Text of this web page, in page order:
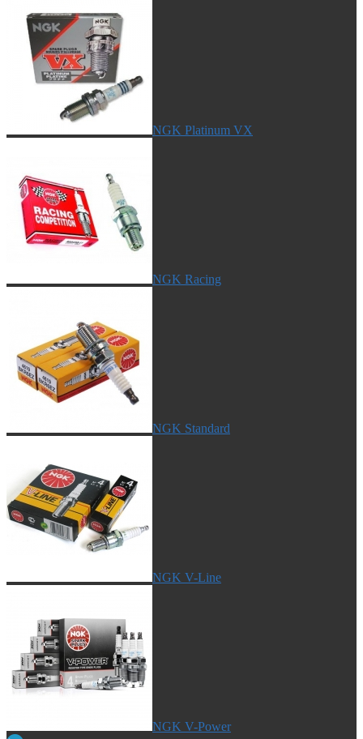
NGK Platinum VX
NGK Racing
NGK Standard
NGK V-Line
NGK V-Power